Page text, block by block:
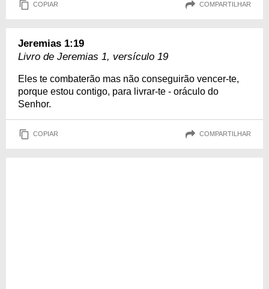
COPIAR COMPARTILHAR
Jeremias 1:19
Livro de Jeremias 1, versículo 19
Eles te combaterão mas não conseguirão vencer-te,
porque estou contigo, para livrar-te - oráculo do
Senhor.
COPIAR COMPARTILHAR